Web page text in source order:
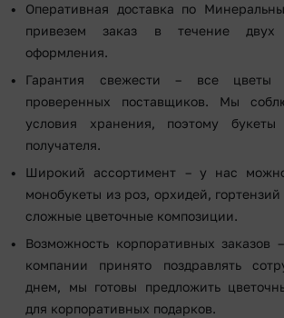
Оперативная доставка по
привезем заказ в течение двух
оформления.
Гарантия свежести – все цветы
проверенных поставщиков. Мы
условия хранения, поэтому
получателя.
Широкий ассортимент – у нас
монобукеты из роз, орхидей,
сложные цветочные композиции.
Возможность корпоративных заказов
компании принято поздравлять
днем, мы готовы предложить
для корпоративных подарков.